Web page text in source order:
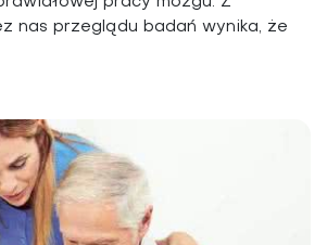
nas przeglądu badań wynika, że